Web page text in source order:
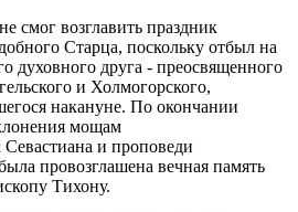
смог возглавить праздник
Старца, поскольку отбыл на
духовного друга - преосвященного
и Холмогорского,
накануне. По окончании
мощам
и проповеди
провозглашена вечная память
Тихону.